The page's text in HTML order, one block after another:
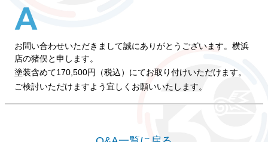
お問い合わせいただきまして誠にありがとうございます。横浜
店の猪俣と申します。
塗装含めて170,500円（税込）にてお取り付けいただけます。
ご検討いただけますよう宜しくお願いいたします。